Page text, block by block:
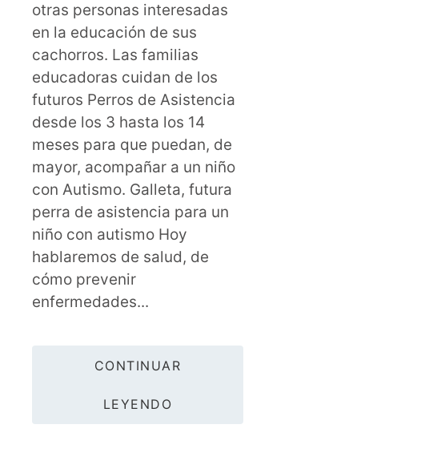
otras personas interesadas
en la educación de sus
cachorros. Las familias
educadoras cuidan de los
futuros Perros de Asistencia
desde los 3 hasta los 14
meses para que puedan, de
mayor, acompañar a un niño
con Autismo. Galleta, futura
perra de asistencia para un
niño con autismo Hoy
hablaremos de salud, de
cómo prevenir
enfermedades...
CONTINUAR
LEYENDO